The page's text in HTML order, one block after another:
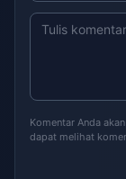
Komentar Anda
dapat melihat